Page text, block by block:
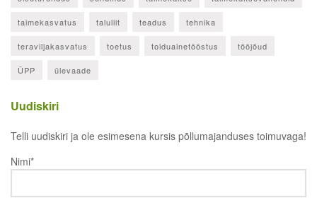
taimekasvatus taluliit teadus tehnika
teraviljakasvatus toetus toiduainetööstus tööjõud
ÜPP ülevaade
Uudiskiri
Telli uudiskiri ja ole esimesena kursis põllumajanduses toimuvaga!
Nimi*